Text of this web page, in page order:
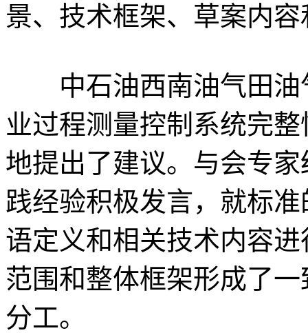
景、技术框架、草案内
中石油西南油气田油
业过程测量控制系统完
地提出了建议。与会专
践经验积极发言，就标
语定义和相关技术内容
范围和整体框架形成了
分工。